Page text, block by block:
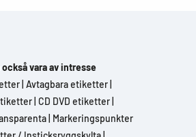
också vara av intresse
Avtagbara etiketter
CD DVD etiketter
Markeringspunkter